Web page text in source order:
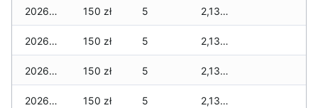
2026-06-27 150 zł 5 2,130 zł
2026-06-26 150 zł 5 2,130 zł
2026-06-25 150 zł 5 2,130 zł
2026-06-24 150 zł 5 2,130 zł